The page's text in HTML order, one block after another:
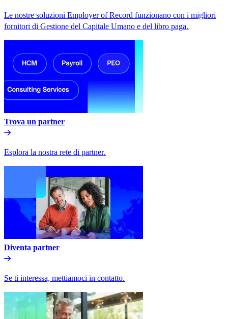
Le nostre soluzioni Employer of Record funzionano con i migliori
fornitori di Gestione del Capitale Umano e del libro paga.​​
Trova un partner​​
Esplora la nostra rete di partner.​​
Diventa partner​​
Se ti interessa, mettiamoci in contatto.​​